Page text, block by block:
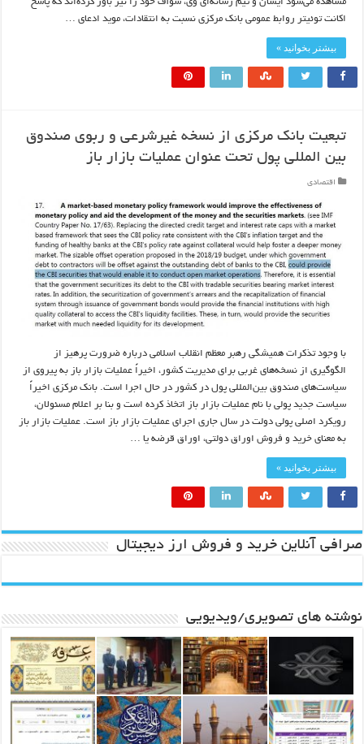
اکانت توئیتر روابط عمومی بانک مرکزی نسبت به انتقادات، موید ادعای …
بیشتر بخوانید »
تبعیت بانک مرکزی از نسخه غیرشرعی و ربوی صندوق
بین المللی پول تحت عنوان عملیات بازار باز
اقتصادی
با وجود تذکرات همیشگی رهبر معظم انقلاب اسلامی درباره ضرورت پرهیز از
الگوگیری از نسخه‌های غربی برای مدیریت کشور، اخیراً عملیات بازار باز به پیروی از
سیاست‌های صندوق بین‌المللی پول در کشور در حال اجرا است. بانک مرکزی اخیراً
سیاست جدید پولی با نام عملیات بازار باز اتخاذ کرده است و بنا بر اعلام مسئولان،
رویکرد اصلی پولی دولت در سال جاری اجرای عملیات بازار باز است. عملیات بازار باز
به معنای خرید و فروش اوراق دولتی، اوراق قرضه یا …
بیشتر بخوانید »
صرافی آنلاین خرید و فروش ارز دیجیتال
نوشته های تصویری/ویدیویی